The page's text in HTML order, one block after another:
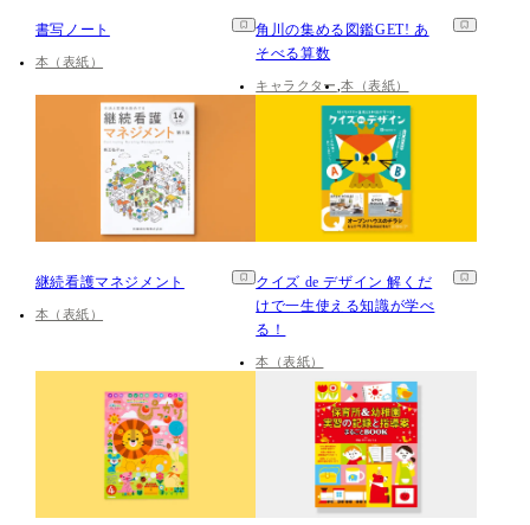
書写ノート
本（表紙）
角川の集める図鑑GET! あ
そべる算数
キャラクター 本（表紙）
継続看護マネジメント
本（表紙）
クイズ de デザイン 解くだ
けで一生使える知識が学べ
る！
本（表紙）